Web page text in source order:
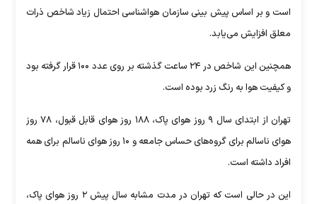
است و بر اساس پیش بینی سازمان هواشناسی احتمال زیاد شاخص ذرات
معلق افزایش می‌یابد.
همچنین این شاخص در ۲۴ ساعت گذشته بر روی عدد ۱۰۰ قرار گرفته بود
و کیفیت هوا به رنگ زرد بوده است.
تهران از ابتدای سال ۹ روز هوای پاک، ۱۸۸ روز هوای قابل قبول، ۷۸ روز
هوای ناسالم برای گروه‌های حساس جامعه و ۱۰ روز هوای ناسالم برای همه
افراد داشته است.
این در حالی است که تهران در مدت مشابه سال پیش ۲ روز هوای پاک،